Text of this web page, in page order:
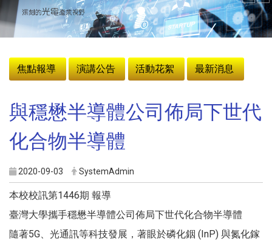
焦點報導
演講公告 活動花絮 最新消息
與穩懋半導體公司佈局下世代
化合物半導體
2020-09-03 SystemAdmin
本校校訊第1446期 報導
臺灣大學攜手穩懋半導體公司佈局下世代化合物半導體
隨著5G、光通訊等科技發展，著眼於磷化銦 (InP) 與氮化鎵